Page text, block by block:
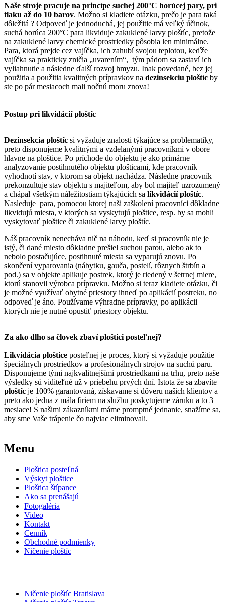
Náše stroje pracuje na princípe suchej 200°C horúcej pary, pri
tlaku až do 10 barov. Možno si kladiete otázku, prečo je para taká
dôležitá ? Odpoveď je jednoduchá, jej použitie má veľký účinok,
suchá horúca 200°C para likviduje zakuklené larvy ploštíc, pretože
na zakuklené larvy chemické prostriedky pôsobia len minimálne.
Para, ktorá prejde cez vajíčka, ich zahubí svojou teplotou, keďže
vajíčka sa prakticky zničia „uvarením“, tým pádom sa zastaví ich
vyliahnutie a následne ďalší rozvoj hmyzu. Inak povedané, bez jej
použitia a použitia kvalitných prípravkov na dezinsekciu ploštíc by
ste po pár mesiacoch mali nočnú moru znova!
Postup pri likvidácií ploštíc
Dezinsekcia ploštíc si vyžaduje znalosti týkajúce sa problematiky,
preto disponujeme kvalitnými a vzdelanými pracovníkmi v obore –
hlavne na ploštice. Po príchode do objektu je ako primárne
analyzovanie postihnutého objektu plošticami, kde pracovník
vyhodnotí stav, v ktorom sa objekt nachádza. Následne pracovník
prekonzultuje stav objektu s majiteľom, aby bol majiteľ uzrozumený
a chápal všetkým náležitostiam týkajúcich sa likvidácií ploštíc.
Nasleduje para, pomocou ktorej naši zaškolení pracovníci dôkladne
likvidujú miesta, v ktorých sa vyskytujú ploštice, resp. by sa mohli
vyskytovať ploštice či zakuklené larvy ploštíc.
Náš pracovník nenecháva nič na náhodu, keď si pracovník nie je
istý, či dané miesto dôkladne prešiel suchou parou, alebo ak to
nebolo postačujúce, postihnuté miesta sa vyparujú znovu. Po
skončení vyparovania (nábytku, gauča, postelí, rôznych štrbín a
pod.) sa v objekte aplikuje postrek, ktorý je riedený v šetrnej miere,
ktorú stanovil výrobca prípravku. Možno si teraz kladiete otázku, či
je možné využívať obytné priestory ihneď po aplikácií postreku, no
odpoveď je áno. Používame výhradne prípravky, po aplikácii
ktorých nie je nutné opustiť priestory objektu.
Za ako dlho sa človek zbaví ploštici posteľnej?
Likvidácia ploštice posteľnej je proces, ktorý si vyžaduje použitie
špeciálnych prostriedkov a profesionálnych strojov na suchú paru.
Disponujeme tými najkvalitnejšími prostriedkami na trhu, preto naše
výsledky sú viditeľné už v priebehu prvých dní. Istota že sa zbavíte
ploštíc je 100% garantovaná, získavame si dôveru našich klientov a
preto ako jedna z mála firiem na službu poskytujeme záruku a to 3
mesiace! S našimi zákazníkmi máme promptné jednanie, snažíme sa,
aby sme Vaše trápenie čo najviac eliminovali.
Menu
Ploštica posteľná
Výskyt ploštice
Ploštica štípance
Ako sa prenášajú
Fotogaléria
Video
Kontakt
Cenník
Obchodné podmienky
Ničenie ploštíc
Ničenie ploštíc Bratislava